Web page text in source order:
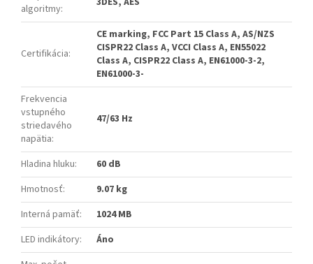
algoritmy:
Certifikácia:
CE marking, FCC Part 15 Class A, AS/NZS
CISPR22 Class A, VCCI Class A, EN55022
Class A, CISPR22 Class A, EN61000-3-2,
EN61000-3-
Frekvencia
vstupného
striedavého
napätia:
47/63 Hz
Hladina hluku:
60 dB
Hmotnosť:
9.07 kg
Interná pamäť:
1024 MB
LED indikátory:
Áno